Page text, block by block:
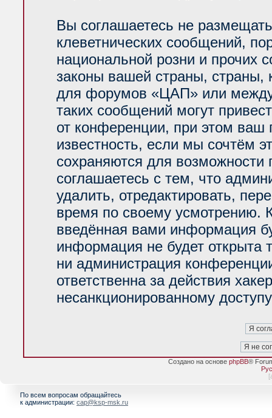
Вы соглашаетесь не
клеветнических сообщений,
национальной розни и прочих
законы вашей страны, страны,
для форумов «ЦАП» или
таких сообщений могут
от конференции, при этом ваш
известность, если мы сочтём
сохраняются для возможности
соглашаетесь с тем, что
удалить, отредактировать,
время по своему усмотрению.
введённая вами информация
информация не будет открыта
ни администрация
ответственна за действия
несанкционированному
Создано на основе phpBB®
[
По всем вопросам обращайтесь
к администрации: cap@ksp-msk.ru